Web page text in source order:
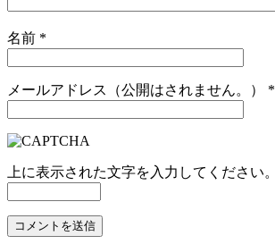
名前 *
メールアドレス（公開はされません。） *
上に表示された文字を入力してください。